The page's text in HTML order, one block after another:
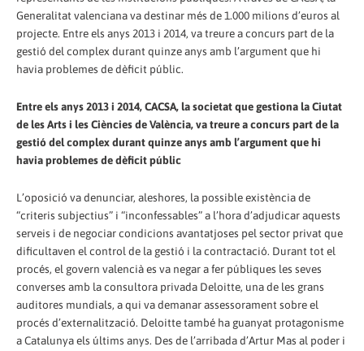
Generalitat valenciana va destinar més de 1.000 milions d’euros al
projecte. Entre els anys 2013 i 2014, va treure a concurs part de la
gestió del complex durant quinze anys amb l’argument que hi
havia problemes de dèficit públic.
Entre els anys 2013 i 2014, CACSA, la societat que gestiona la Ciutat
de les Arts i les Ciències de València, va treure a concurs part de la
gestió del complex durant quinze anys amb l’argument que hi
havia problemes de dèficit públic
L’oposició va denunciar, aleshores, la possible existència de
“criteris subjectius” i “inconfessables” a l’hora d’adjudicar aquests
serveis i de negociar condicions avantatjoses pel sector privat que
dificultaven el control de la gestió i la contractació. Durant tot el
procés, el govern valencià es va negar a fer públiques les seves
converses amb la consultora privada Deloitte, una de les grans
auditores mundials, a qui va demanar assessorament sobre el
procés d’externalització. Deloitte també ha guanyat protagonisme
a Catalunya els últims anys. Des de l’arribada d’Artur Mas al poder i